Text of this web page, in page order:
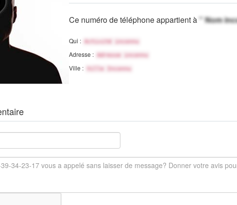
Ce numéro de téléphone appartient à" Nom
Qui : Activité inconnu
Adresse : Adresse inconnu
Ville : Ville Inconnu